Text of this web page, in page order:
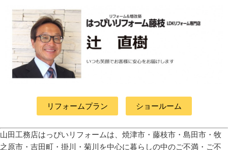
リフォームプラン ショールーム
山田工務店はっぴいリフォームは、焼津市・藤枝市・島田市・牧
之原市・吉田町 ・掛川・菊川 を中心に暮らしの中のご不満・ご不